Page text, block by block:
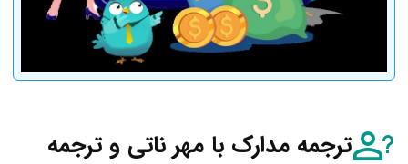
ترجمه مدارک با مهر ناتی و ترجمه